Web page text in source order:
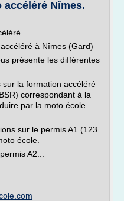
Nîmes.
à Nîmes (Gard)
présente les différentes
sur la formation accéléré
correspondant à la
par la moto école
sur le permis A1 (123
école.
A2...